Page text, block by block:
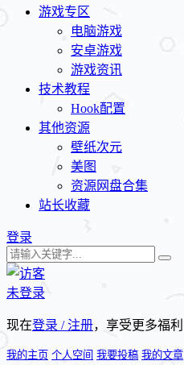
游戏专区
电脑游戏
安卓游戏
游戏资讯
技术教程
Hook配置
其他资源
壁纸次元
美图
资源网盘合集
站长收藏
登录
未登录
现在登录 / 注册，享受更多福利
我的主页 个人空间 我要投稿 我的文章